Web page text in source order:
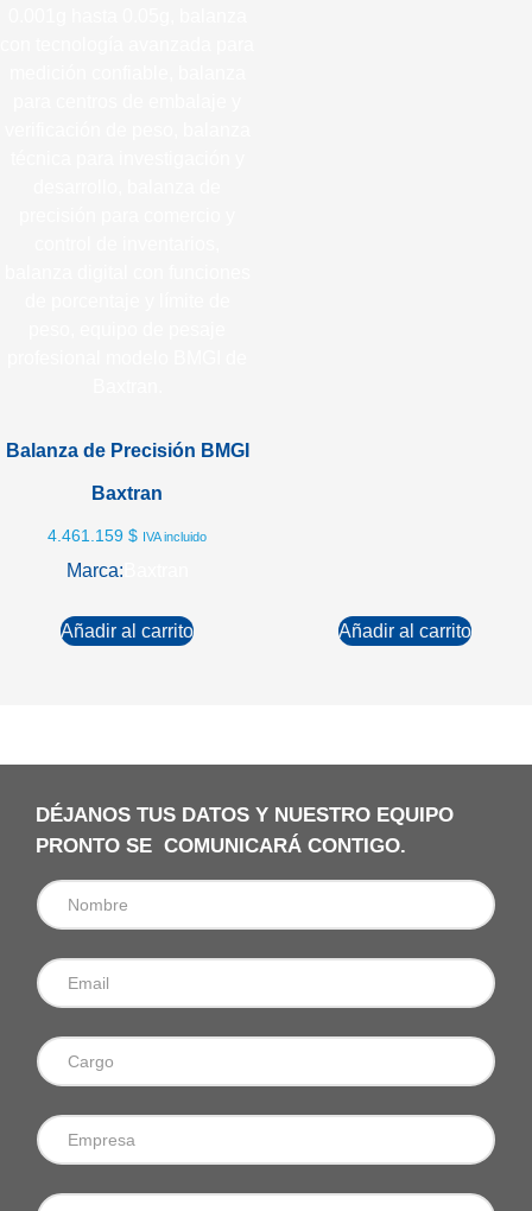
Balanza de Precisión BMGI
Baxtran
4.461.159 $ IVA incluido
Marca:
Añadir al carrito Añadir al carrito
DÉJANOS TUS DATOS Y NUESTRO EQUIPO
PRONTO SE COMUNICARÁ CONTIGO.